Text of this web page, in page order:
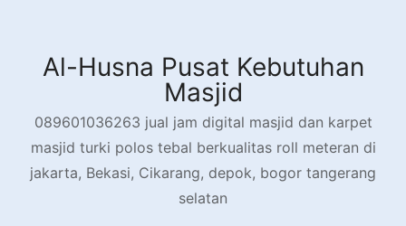
contentAl-Husna Pusat Kebutuhan
Masjid
089601036263 jual jam digital masjid dan karpet
masjid turki polos tebal berkualitas roll meteran di
jakarta, Bekasi, Cikarang, depok, bogor tangerang
selatan